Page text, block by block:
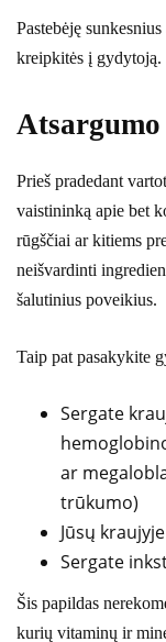
Pastebėję
kreipkitės į gydytoją.
Atsargumo
Prieš pradedant
vaistininką apie bet
rūgščiai ar kitiems
neišvardinti
šalutinius poveikius.
Taip pat pasakykite
Sergate
ar
trūkumo)
Jūsų
Sergate
Šis papildas
kurių vitaminų ir